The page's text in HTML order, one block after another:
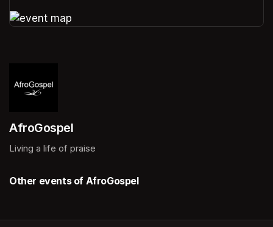
AfroGospel
Living a life of praise
Other events of AfroGospel